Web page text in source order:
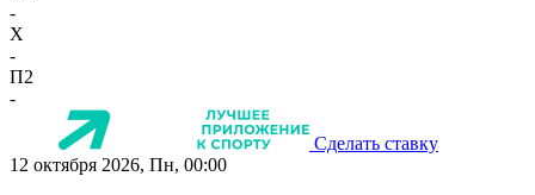
-
X
-
П2
-
Сделать ставку
12 октября 2026, Пн, 00:00